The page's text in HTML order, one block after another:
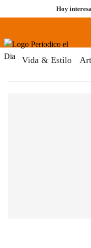
al
Hoy
Menú
Vida & Estilo